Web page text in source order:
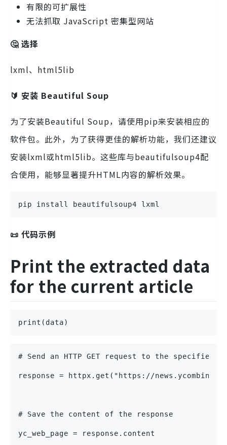
有限的可扩展性
无法抓取 JavaScript 密集型网站
🤔 选择
lxml、html5lib
🔰 安装 Beautiful Soup
为了安装Beautiful Soup，请使用pip来安装相应的
软件包。此外，为了获得更佳的解析功能，我们还建议
安装lxml或html5lib。这些库与beautifulsoup4配
合使用，能够显著提升HTML内容的解析效果。
pip install beautifulsoup4 lxml
📜 代码示例
Print the extracted data
for the current article
print(data)
# Send an HTTP GET request to the specified
response = httpx.get("https://
# Save the content of the response
yc_web_page = response.content